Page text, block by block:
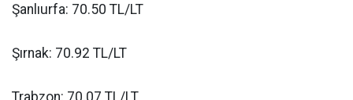
Şanlıurfa: 70.50 TL/LT
Şırnak: 70.92 TL/LT
Trabzon: 70.07 TL/LT